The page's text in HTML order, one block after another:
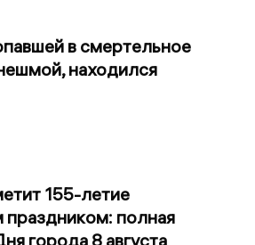
в смертельное
находился
155-летие
полная
города 8 августа